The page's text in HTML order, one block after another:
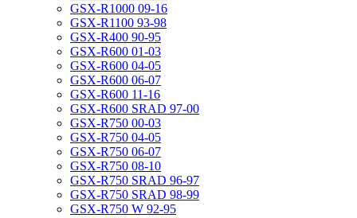
GSX-R1000 09-16
GSX-R1100 93-98
GSX-R400 90-95
GSX-R600 01-03
GSX-R600 04-05
GSX-R600 06-07
GSX-R600 11-16
GSX-R600 SRAD 97-00
GSX-R750 00-03
GSX-R750 04-05
GSX-R750 06-07
GSX-R750 08-10
GSX-R750 SRAD 96-97
GSX-R750 SRAD 98-99
GSX-R750 W 92-95